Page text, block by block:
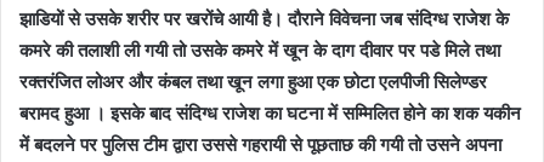
झाडियों से उसके शरीर पर खरोंचे आयी है। दौराने विवेचना जब संदिग्ध राजेश के
कमरे की तलाशी ली गयी तो उसके कमरे में खून के दाग दीवार पर पडे मिले तथा
रक्तरंजित लोअर और कंबल तथा खून लगा हुआ एक छोटा एलपीजी सिलेण्डर
बरामद हुआ । इसके बाद संदिग्ध राजेश का घटना में सम्मिलित होने का शक यकीन
में बदलने पर पुलिस टीम द्वारा उससे गहरायी से पूछताछ की गयी तो उसने अपना